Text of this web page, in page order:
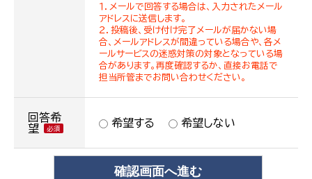
１．メールで回答する場合は、入力されたメール
アドレスに送信します。
２．投稿後、受け付け完了メールが届かない場
合、メールアドレスが間違っている場合や、各メ
ールサービスの迷惑対策の対象となっている場
合があります。再度確認するか、直接お電話で
担当所管までお問い合わせください。
回答希
望
希望する 希望しない